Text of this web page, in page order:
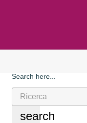
Search here...
search